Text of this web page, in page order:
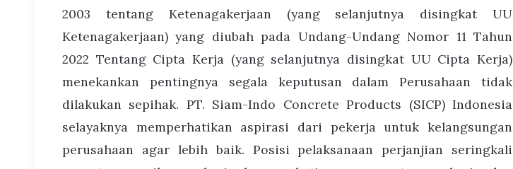
2003 tentang Ketenagakerjaan (yang selanjutnya disingkat UU
Ketenagakerjaan) yang diubah pada Undang-Undang Nomor 11 Tahun
2022 Tentang Cipta Kerja (yang selanjutnya disingkat UU Cipta Kerja)
menekankan pentingnya segala keputusan dalam Perusahaan tidak
dilakukan sepihak. PT. Siam-Indo Concrete Products (SICP) Indonesia
selayaknya memperhatikan aspirasi dari pekerja untuk kelangsungan
perusahaan agar lebih baik. Posisi pelaksanaan perjanjian seringkali